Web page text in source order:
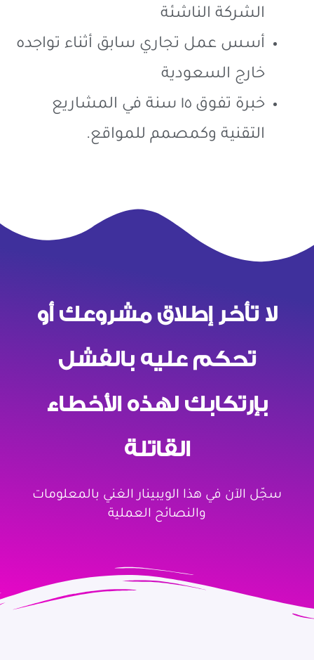
الشركة الناشئة
أسس عمل تجاري سابق أثناء تواجده
خارج السعودية
خبرة تفوق ١٥ سنة في المشاريع
التقنية وكمصمم للمواقع.
لا تأخر إطلاق مشروعك أو
تحكم عليه بالفشل
بإرتكابك لهذه الأخطاء
القاتلة
سجّل الآن في هذا الويبينار الغني بالمعلومات
والنصائح العملية